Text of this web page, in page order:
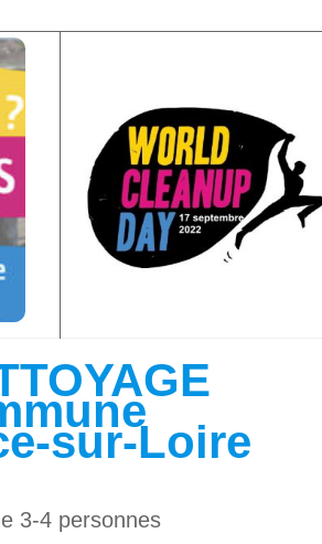
sur-Loire
3-4 personnes